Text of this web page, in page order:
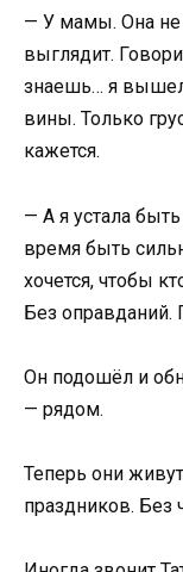
— У мамы. Она не
выглядит.
знаешь… я
вины. Только
кажется.
— А я устала
время быть
хочется, чтобы
Без оправданий.
Он подошёл и
— рядом.
Теперь они
праздников. Без